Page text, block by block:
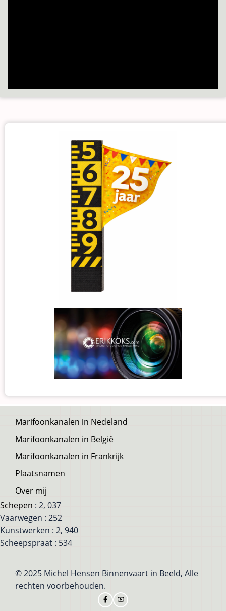
Voet
Marifoonkanalen in Nedeland
Marifoonkanalen in België
Marifoonkanalen in Frankrijk
Plaatsnamen
Over mij
Schepen : 2, 037
Vaarwegen : 252
Kunstwerken : 2, 940
Scheepspraat : 534
© 2025 Michel Hensen Binnenvaart in Beeld, Alle
rechten voorbehouden.